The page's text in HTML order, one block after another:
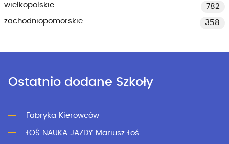
wielkopolskie
782
zachodniopomorskie
358
Ostatnio dodane Szkoły
Fabryka Kierowców
ŁOŚ NAUKA JAZDY Mariusz Łoś